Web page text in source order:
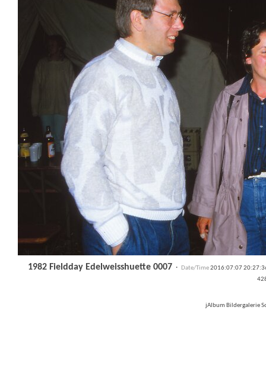
1982 Fieldday Edelweisshuette 0007 · Date/Time2016:07:07
jAlbum Bildergalerie